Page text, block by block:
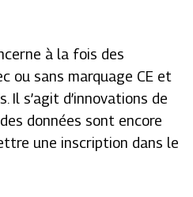
à la fois des
ou sans marquage CE et
Il s’agit d’innovations de
données sont encore
une inscription dans le